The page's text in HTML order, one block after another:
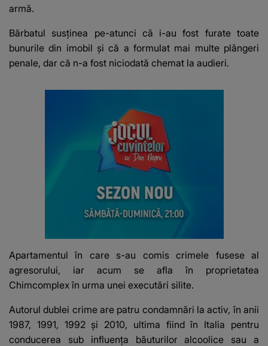
armă.
Bărbatul susținea pe-atunci că i-au fost furate toate
bunurile din imobil și că a formulat mai multe plângeri
penale, dar că n-a fost niciodată chemat la audieri.
Apartamentul în care s-au comis crimele fusese al
agresorului, iar acum se afla în proprietatea
Chimcomplex în urma unei executări silite.
Autorul dublei crime are patru condamnări la activ, în anii
1987, 1991, 1992 şi 2010, ultima fiind în Italia pentru
conducerea sub influenţa băuturilor alcoolice sau a